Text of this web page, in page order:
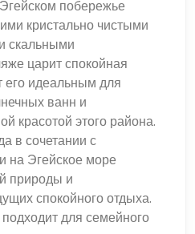
побережье
кристально чистыми
скальными
царит спокойная
его идеальным для
ванн и
красотой этого района.
в сочетании с
на Эгейское море
природы и
спокойного отдыха.
для семейного